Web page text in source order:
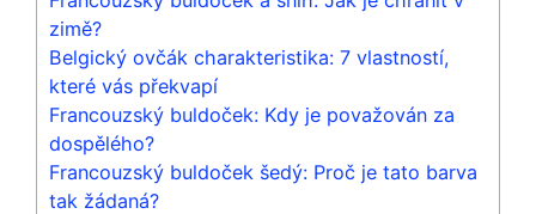
zimě?
Belgický ovčák charakteristika: 7 vlastností,
které vás překvapí
Francouzský buldoček: Kdy je považován za
dospělého?
Francouzský buldoček šedý: Proč je tato barva
tak žádaná?